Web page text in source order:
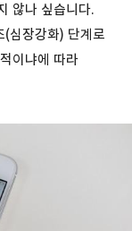
않나 싶습니다.
심장강화) 단계로
이냐에 따라